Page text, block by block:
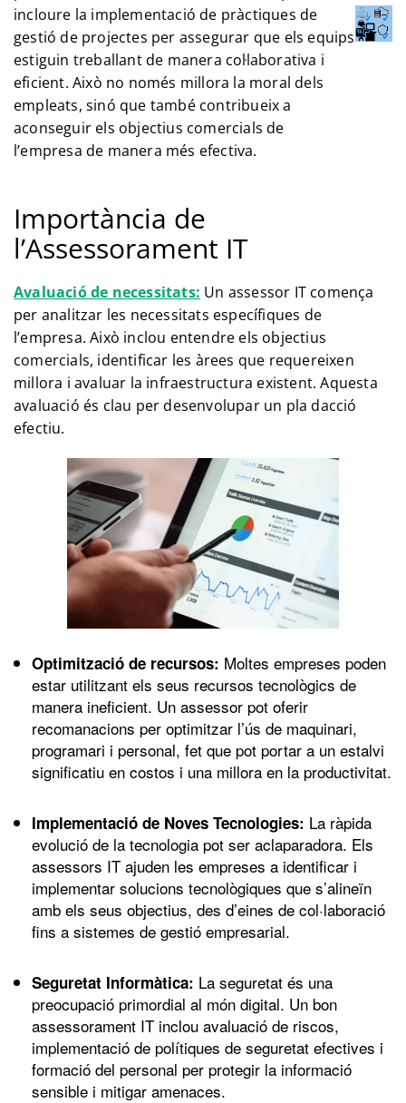
incloure la implementació de pràctiques de
gestió de projectes per assegurar que els equips
estiguin treballant de manera col·laborativa i
eficient. Això no només millora la moral dels
empleats, sinó que també contribueix a
aconseguir els objectius comercials de
l’empresa de manera més efectiva.
Importància de
l’Assessorament IT
Avaluació de necessitats: Un assessor IT comença
per analitzar les necessitats específiques de
l’empresa. Això inclou entendre els objectius
comercials, identificar les àrees que requereixen
millora i avaluar la infraestructura existent. Aquesta
avaluació és clau per desenvolupar un pla dacció
efectiu.
Optimització de recursos: Moltes empreses poden
estar utilitzant els seus recursos tecnològics de
manera ineficient. Un assessor pot oferir
recomanacions per optimitzar l’ús de maquinari,
programari i personal, fet que pot portar a un estalvi
significatiu en costos i una millora en la productivitat.
Implementació de Noves Tecnologies: La ràpida
evolució de la tecnologia pot ser aclaparadora. Els
assessors IT ajuden les empreses a identificar i
implementar solucions tecnològiques que s’alineïn
amb els seus objectius, des d’eines de col·laboració
fins a sistemes de gestió empresarial.
Seguretat Informàtica: La seguretat és una
preocupació primordial al món digital. Un bon
assessorament IT inclou avaluació de riscos,
implementació de polítiques de seguretat efectives i
formació del personal per protegir la informació
sensible i mitigar amenaces.